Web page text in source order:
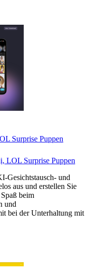
Surprise Puppen
LOL Surprise Puppen
Gesichtstausch- und
aus und erstellen Sie
beim
und
bei der Unterhaltung mit